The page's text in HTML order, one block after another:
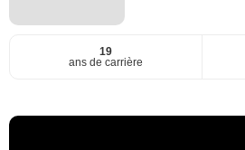
19
ans de carrière